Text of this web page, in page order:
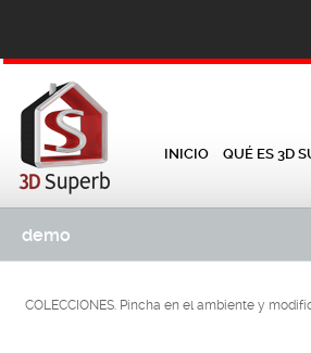
INICIO QUÉ ES 3D
demo
COLECCIONES. Pincha en el ambiente y